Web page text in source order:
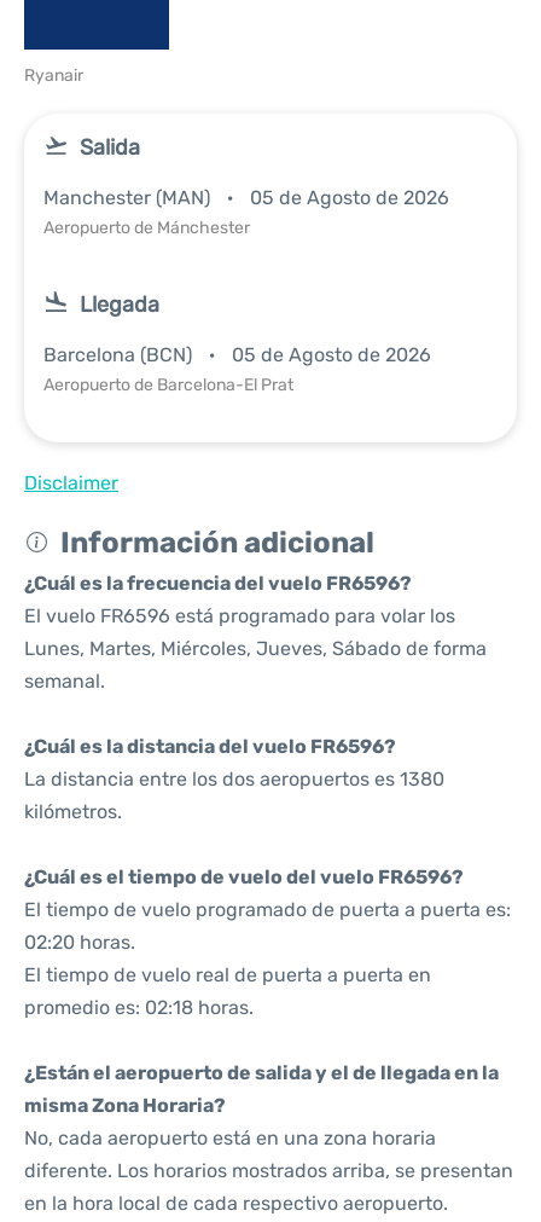
Ryanair
Salida
Manchester (MAN) 05 de Agosto de 2026
Aeropuerto de Mánchester
Llegada
Barcelona (BCN) 05 de Agosto de 2026
Aeropuerto de Barcelona-El Prat
Disclaimer
Información adicional
¿Cuál es la frecuencia del vuelo FR6596?
El vuelo FR6596 está programado para volar los
Lunes, Martes, Miércoles, Jueves, Sábado de forma
semanal.
¿Cuál es la distancia del vuelo FR6596?
La distancia entre los dos aeropuertos es 1380
kilómetros.
¿Cuál es el tiempo de vuelo del vuelo FR6596?
El tiempo de vuelo programado de puerta a puerta es:
02:20 horas.
El tiempo de vuelo real de puerta a puerta en
promedio es: 02:18 horas.
¿Están el aeropuerto de salida y el de llegada en la
misma Zona Horaria?
No, cada aeropuerto está en una zona horaria
diferente. Los horarios mostrados arriba, se presentan
en la hora local de cada respectivo aeropuerto.